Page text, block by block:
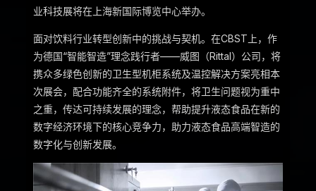
业科技展将在上海新国际博览中心举办。
面对饮料行业转型创新中的挑战与契机。在CBST上，作
为德国“智能智造”理念践行者——威图（Rittal）公司，将
携众多绿色创新的卫生型机柜系统及温控解决方案亮相本
次展会，配合功能齐全的系统附件，将卫生问题视为重中
之重，传达可持续发展的理念，帮助提升液态食品在新的
数字经济环境下的核心竞争力，助力液态食品高端智造的
数字化与创新发展。